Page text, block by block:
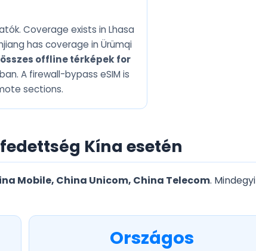
Coverage exists in Lhasa
has coverage in Ürümqi
offline térképek for
A firewall-bypass eSIM is
sections.
Kína esetén
Mobile, China Unicom, China Telecom.
Országos